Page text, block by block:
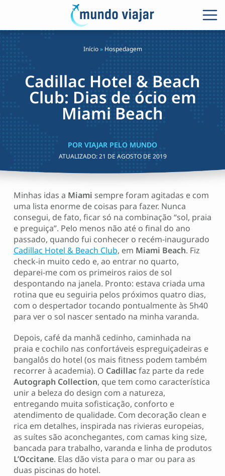
Início» Hospedagem
Cadillac Hotel & Beach
Club: Dias de ócio em
Miami Beach
POR VIAJAR PELO MUNDO
ATUALIZADO:21 DE AGOSTO DE 2019
Minhas idas a Miami sempre foram agitadas e com
uma lista enorme de coisas para fazer. Nunca
consegui, de fato, ficar só na combinação “sol, praia
e preguiça”. Pelo menos não até o final do ano
passado, quando fui conhecer o recém-inaugurado
Cadillac Hotel & Beach Club, em Miami Beach. Fiz
check-in muito cedo e, ao entrar no quarto,
deparei-me com os primeiros raios de sol
despontando na janela. Pronto: estava criada uma
rotina que eu seguiria pelos próximos quatro dias,
com o despertador tocando pontualmente às 5h40
para ver o sol nascer sentado na minha varanda.
Depois, café da manhã cedinho, caminhada na
praia e cochilo nas confortáveis espreguiçadeiras e
bangalôs do hotel (os mais fitness podem também
recorrer à academia). O Cadillacfaz parte da rede
Autograph Collection, que tem como característica
unir a beleza do design com a natureza,
entregando muita sofisticação, conforto e
atendimento de qualidade. Com decoração clean e
rica em detalhes, inspirada nas rivieras europeias,
as suítes são aconchegantes, com camas king size,
bancada para trabalho, varanda e linha de produtos
L’Occitane. Elas dão vista para o mar ou para as
duas piscinas do hotel.